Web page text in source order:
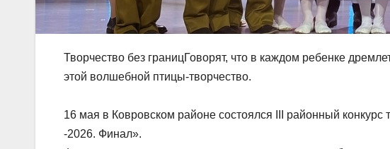
Творчество без границГоворят, что в каждом ребенке
этой волшебной птицы-творчество.
16 мая в Ковровском районе состоялся III районный
-2026. Финал».